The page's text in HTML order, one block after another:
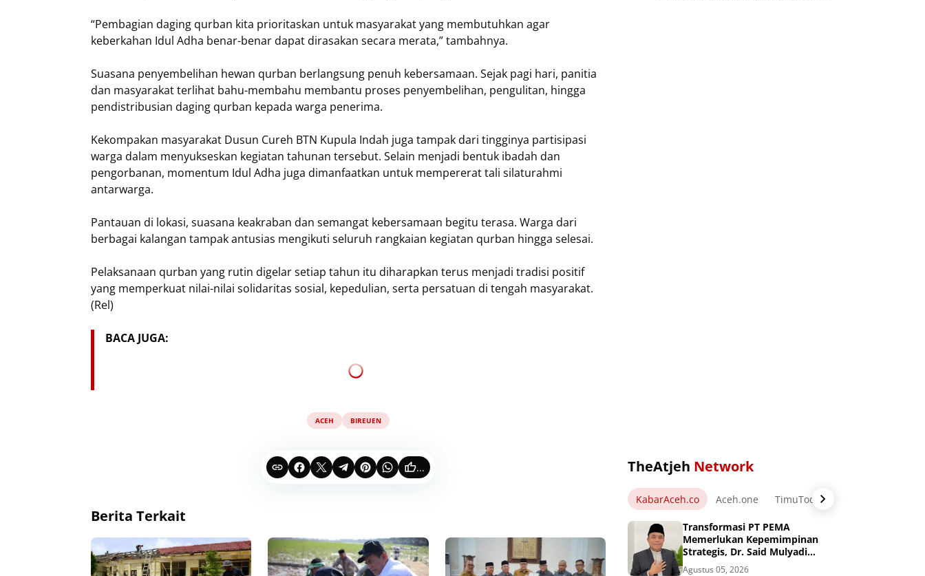
“Pembagian daging qurban kita prioritaskan untuk masyarakat yang membutuhkan agar
keberkahan Idul Adha benar-benar dapat dirasakan secara merata,” tambahnya.
Suasana penyembelihan hewan qurban berlangsung penuh kebersamaan. Sejak pagi hari, panitia
dan masyarakat terlihat bahu-membahu membantu proses penyembelihan, pengulitan, hingga
pendistribusian daging qurban kepada warga penerima.
Kekompakan masyarakat Dusun Cureh BTN Kupula Indah juga tampak dari tingginya partisipasi
warga dalam menyukseskan kegiatan tahunan tersebut. Selain menjadi bentuk ibadah dan
pengorbanan, momentum Idul Adha juga dimanfaatkan untuk mempererat tali silaturahmi
antarwarga.
Pantauan di lokasi, suasana keakraban dan semangat kebersamaan begitu terasa. Warga dari
berbagai kalangan tampak antusias mengikuti seluruh rangkaian kegiatan qurban hingga selesai.
Pelaksanaan qurban yang rutin digelar setiap tahun itu diharapkan terus menjadi tradisi positif
yang memperkuat nilai-nilai solidaritas sosial, kepedulian, serta persatuan di tengah masyarakat.
(Rel)
BACA JUGA:
ACEH BIREUEN
...
Berita Terkait
TheAtjeh Network
KabarAceh.co Aceh.one TimuToday.com
Transformasi PT PEMA
Memerlukan Kepemimpinan
Strategis, Dr. Said Mulyadi
Dinilai Memenuhi Kriteria
Agustus 05, 2026